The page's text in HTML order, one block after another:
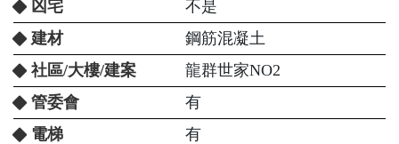
凶宅
不是
建材
鋼筋混凝土
社區/大樓/建案
龍群世家NO2
管委會
有
電梯
有